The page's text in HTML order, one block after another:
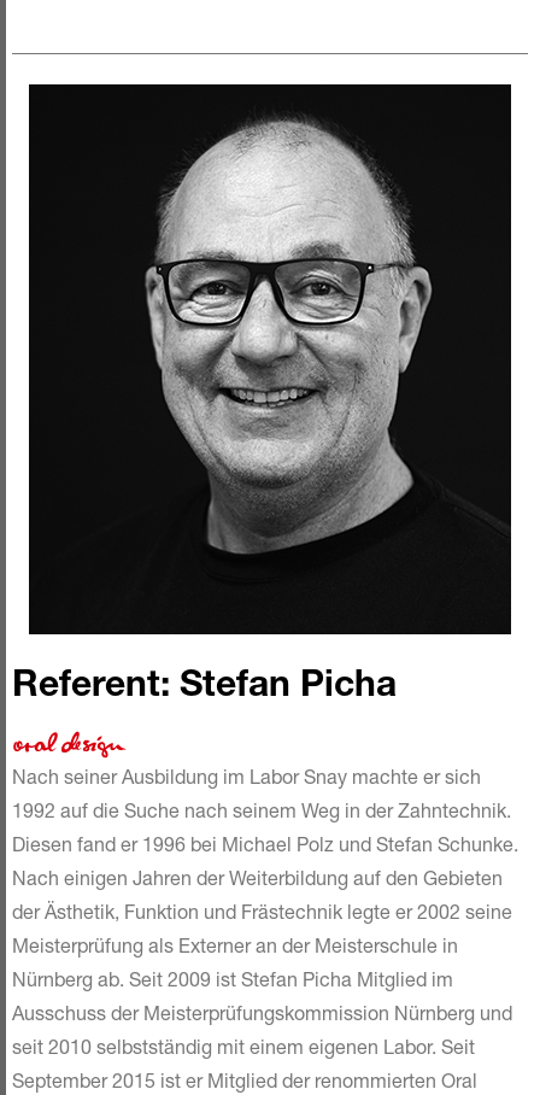
Referent: Stefan Picha
Nach seiner Ausbildung im Labor Snay machte er sich
1992 auf die Suche nach seinem Weg in der Zahntechnik.
Diesen fand er 1996 bei Michael Polz und Stefan Schunke.
Nach einigen Jahren der Weiterbildung auf den Gebieten
der Ästhetik, Funktion und Frästechnik legte er 2002 seine
Meisterprüfung als Externer an der Meisterschule in
Nürnberg ab. Seit 2009 ist Stefan Picha Mitglied im
Ausschuss der Meisterprüfungskommission Nürnberg und
seit 2010 selbstständig mit einem eigenen Labor. Seit
September 2015 ist er Mitglied der renommierten Oral